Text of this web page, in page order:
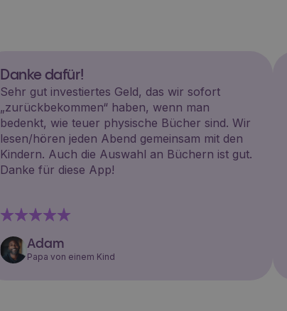
Danke dafür!
Sehr gut investiertes Geld, das wir sofort
„zurückbekommen“ haben, wenn man
bedenkt, wie teuer physische Bücher sind. Wir
lesen/hören jeden Abend gemeinsam mit den
Kindern. Auch die Auswahl an Büchern ist gut.
Danke für diese App!
Adam
Papa von einem Kind